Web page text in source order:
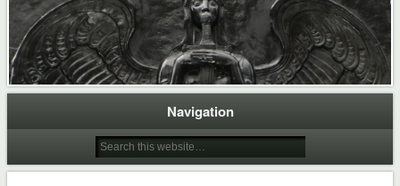
Navigation